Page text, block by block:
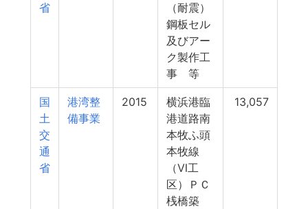
省
（耐震）
鋼板セル
及びアー
ク製作工
事 等
国
土
交
通
省
港湾整
備事業
2015
横浜港臨
港道路南
本牧ふ頭
本牧線
（Ⅵ工
区）ＰＣ
桟橋築
13,057